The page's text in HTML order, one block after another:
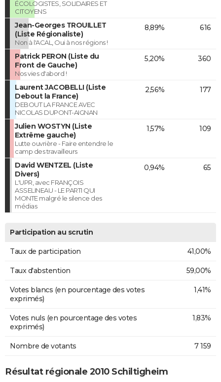
ÉCOLOGISTES, SOLIDAIRES ET
CITOYENS
Jean-Georges TROUILLET
(Liste Régionaliste)
Non à l'ACAL, Oui à nos régions !
8,89% 616
Patrick PERON (Liste du
Front de Gauche)
Nos vies d'abord !
5,20% 360
Laurent JACOBELLI (Liste
Debout la France)
DEBOUT LA FRANCE AVEC
NICOLAS DUPONT-AIGNAN
2,56% 177
Julien WOSTYN (Liste
Extrême gauche)
Lutte ouvrière - Faire entendre le
camp des travailleurs
1,57% 109
David WENTZEL (Liste
Divers)
L'UPR, avec FRANÇOIS
ASSELINEAU - LE PARTI QUI
MONTE malgré le silence des
médias
0,94% 65
Participation au scrutin
Taux de participation 41,00%
Taux d'abstention 59,00%
Votes blancs (en pourcentage des votes
exprimés)
1,41%
Votes nuls (en pourcentage des votes
exprimés)
1,83%
Nombre de votants 7 159
Résultat régionale 2010 Schiltigheim